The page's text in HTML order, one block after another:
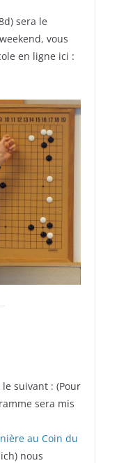
sera le
vous
en ligne ici :
suivant : (Pour
sera mis
au Coin du
nous